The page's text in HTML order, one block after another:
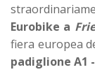
Eurobike a
fiera europea
padiglione A1